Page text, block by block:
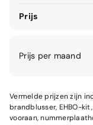
Prijs
Prijs per maand
Vermelde prijzen zijn
brandblusser, EHBO-
vooraan,